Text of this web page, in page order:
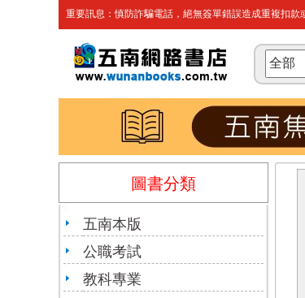
重要訊息：慎防詐騙電話，絕無簽單錯誤造成重複扣款
圖書分類
五南本版
公職考試
教科專業